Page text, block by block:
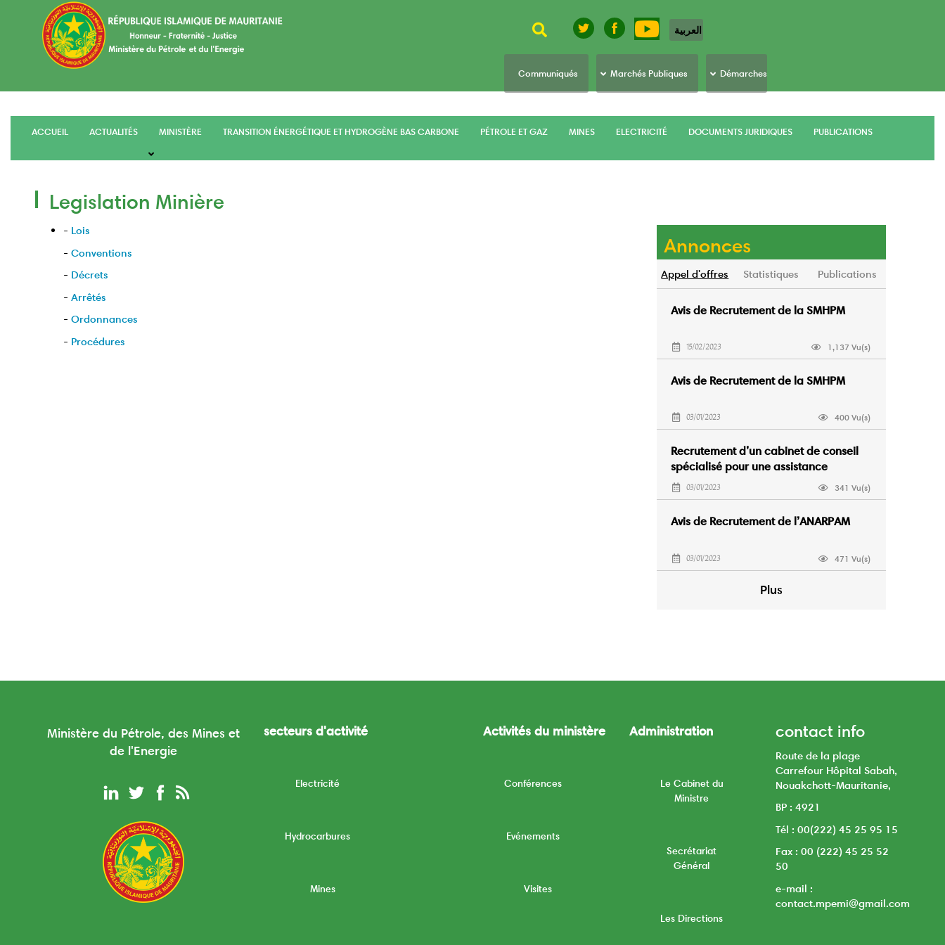
Rechercher
العربية
topCommuniqués Marchés Publiques Démarches
main
menu
ACCUEIL ACTUALITÉS MINISTÈRE TRANSITION ÉNERGÉTIQUE ET HYDROGÈNE BAS CARBONE PÉTROLE ET GAZ MINES ELECTRICITÉ DOCUMENTS JURIDIQUES PUBLICATIONS
Legislation Minière
- Lois
- Conventions
- Décrets
- Arrêtés
- Ordonnances
- Procédures
Annonces
Appel d'offres Statistiques Publications
Avis de Recrutement de la SMHPM
15/02/2023 1,137 Vu(s)
Avis de Recrutement de la SMHPM
03/01/2023 400 Vu(s)
Recrutement d’un cabinet de conseil
spécialisé pour une assistance
juridique
03/01/2023 341 Vu(s)
Avis de Recrutement de l’ANARPAM
03/01/2023 471 Vu(s)
Plus
Ministère du Pétrole, des Mines et
de l'Energie
secteurs d'activité
Electricité
Hydrocarbures
Mines
Activités du ministère
Conférences
Evénements
Visites
Administration
Le Cabinet du
Ministre
Secrétariat
Général
Les Directions
contact info
Route de la plage
Carrefour Hôpital Sabah,
Nouakchott-Mauritanie,
BP : 4921
Tél : 00(222) 45 25 95 15
Fax : 00 (222) 45 25 52
50
e-mail :
contact.mpemi@gmail.com